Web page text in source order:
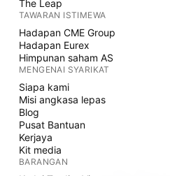
The Leap
TAWARAN ISTIMEWA
Hadapan CME Group
Hadapan Eurex
Himpunan saham AS
MENGENAI SYARIKAT
Siapa kami
Misi angkasa lepas
Blog
Pusat Bantuan
Kerjaya
Kit media
BARANGAN